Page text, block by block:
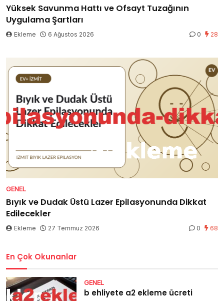
Yüksek Savunma Hattı ve Ofsayt Tuzağının
Uygulama Şartları
Ekleme 6 Ağustos 2026 0 28
GENEL
Bıyık ve Dudak Üstü Lazer Epilasyonunda Dikkat
Edilecekler
Ekleme 27 Temmuz 2026 0 68
En Çok Okunanlar
GENEL
b ehliyete a2 ekleme ücreti